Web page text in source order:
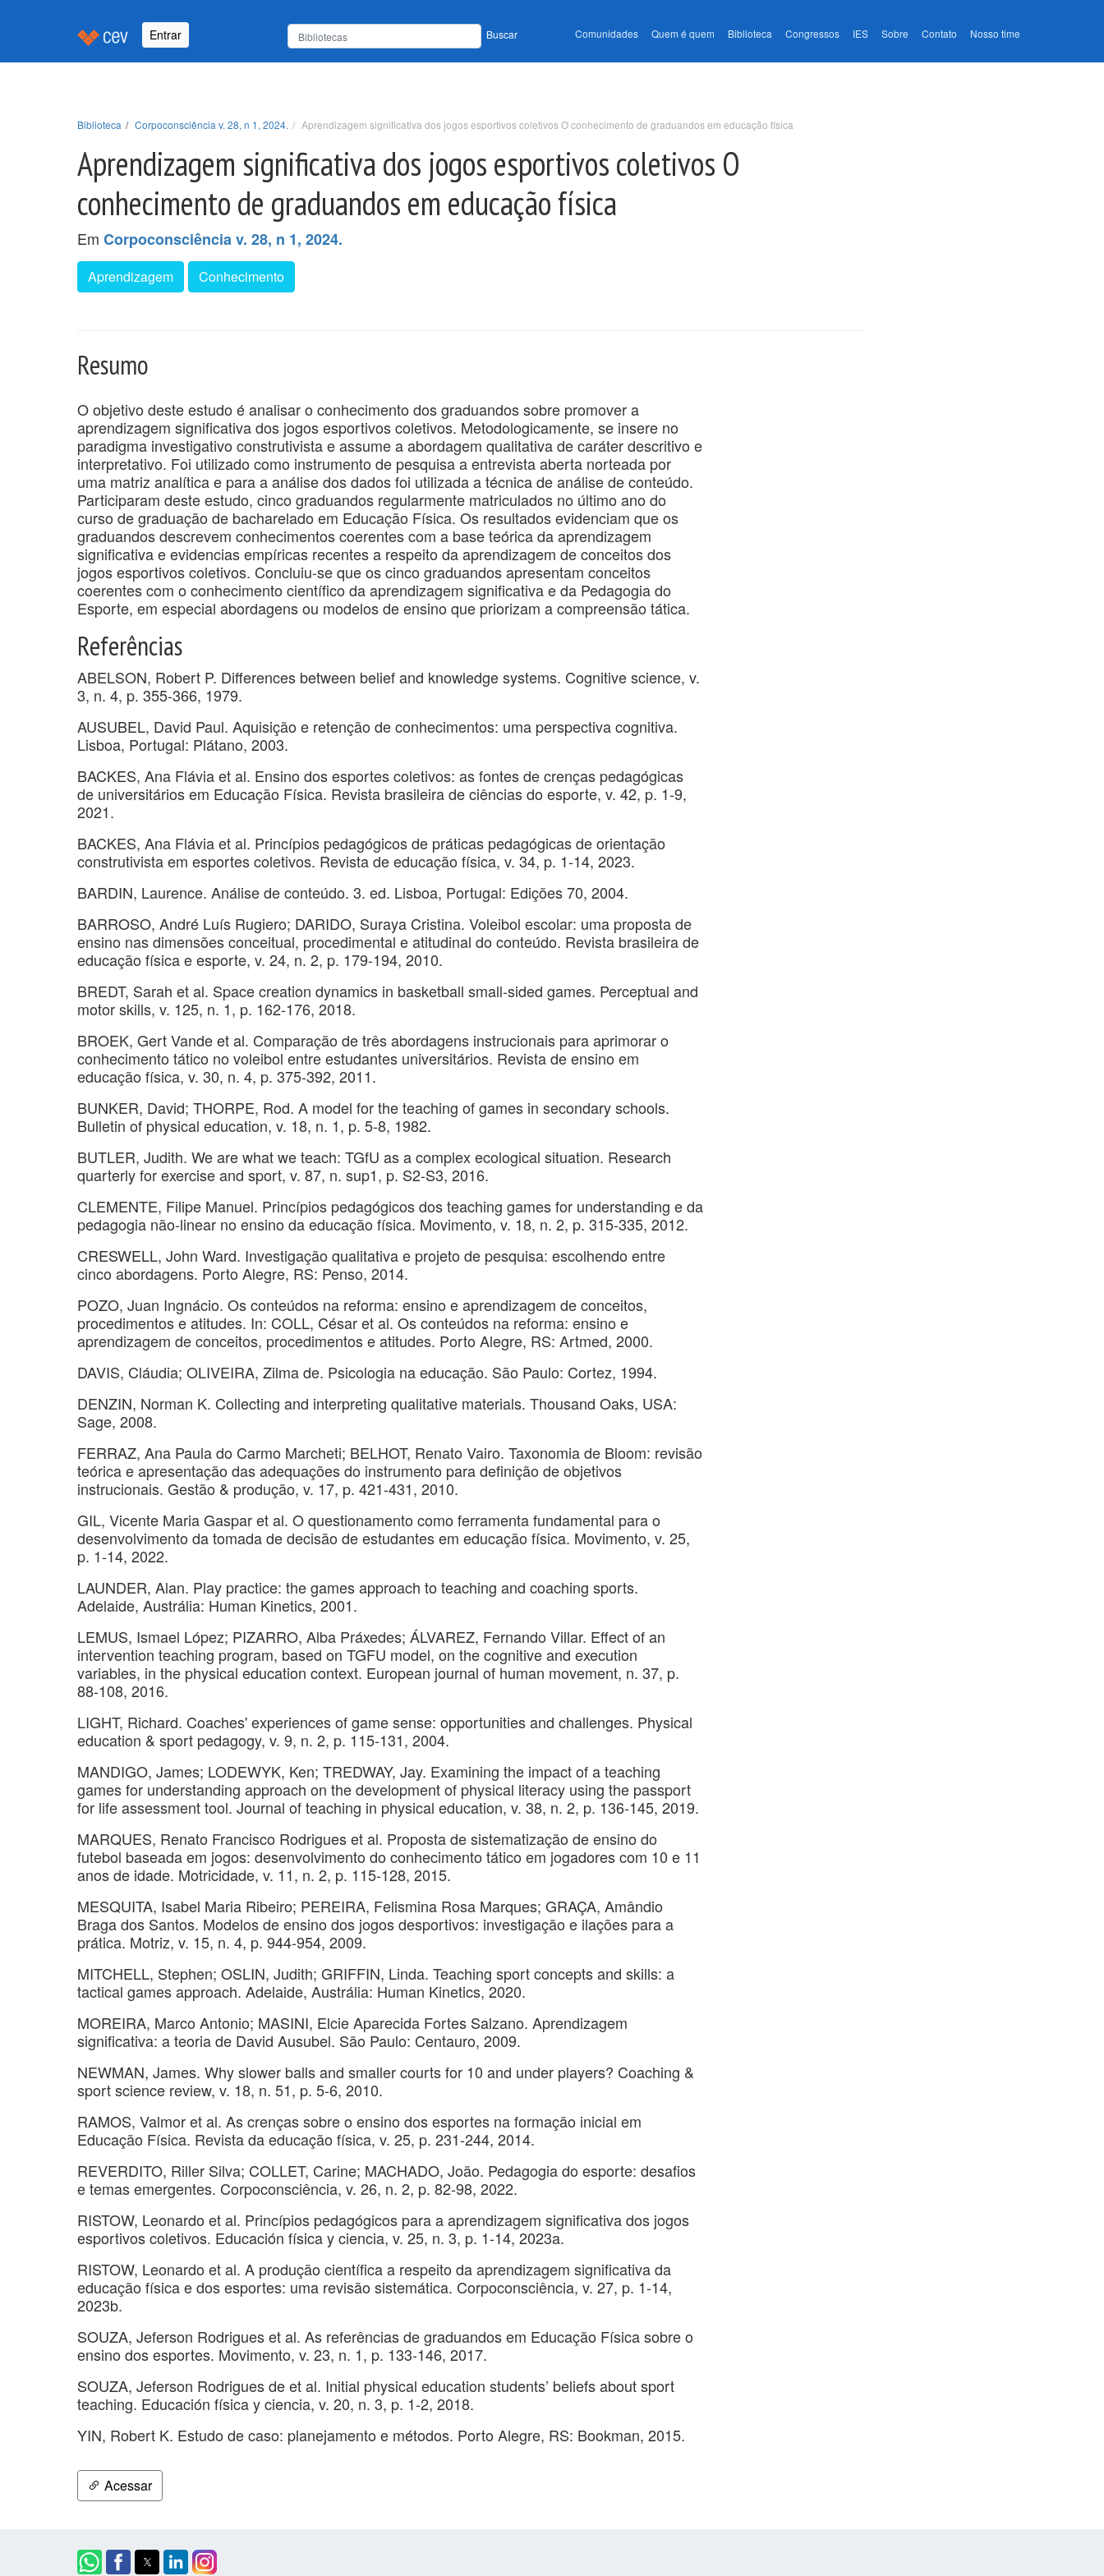
Entrar Buscar Comunidades Quem é quem Biblioteca Congressos IES Sobre Contato Nosso time
Biblioteca Corpoconsciência v. 28, n 1, 2024. Aprendizagem significativa dos jogos esportivos coletivos O conhecimento de graduandos em educação física
Aprendizagem significativa dos jogos esportivos coletivos O
conhecimento de graduandos em educação física
Em Corpoconsciência v. 28, n 1, 2024.
Aprendizagem Conhecimento
Resumo
O objetivo deste estudo é analisar o conhecimento dos graduandos sobre promover a
aprendizagem significativa dos jogos esportivos coletivos. Metodologicamente, se insere no
paradigma investigativo construtivista e assume a abordagem qualitativa de caráter descritivo e
interpretativo. Foi utilizado como instrumento de pesquisa a entrevista aberta norteada por
uma matriz analítica e para a análise dos dados foi utilizada a técnica de análise de conteúdo.
Participaram deste estudo, cinco graduandos regularmente matriculados no último ano do
curso de graduação de bacharelado em Educação Física. Os resultados evidenciam que os
graduandos descrevem conhecimentos coerentes com a base teórica da aprendizagem
significativa e evidencias empíricas recentes a respeito da aprendizagem de conceitos dos
jogos esportivos coletivos. Concluiu-se que os cinco graduandos apresentam conceitos
coerentes com o conhecimento científico da aprendizagem significativa e da Pedagogia do
Esporte, em especial abordagens ou modelos de ensino que priorizam a compreensão tática.
Referências
ABELSON, Robert P. Differences between belief and knowledge systems. Cognitive science, v.
3, n. 4, p. 355-366, 1979.
AUSUBEL, David Paul. Aquisição e retenção de conhecimentos: uma perspectiva cognitiva.
Lisboa, Portugal: Plátano, 2003.
BACKES, Ana Flávia et al. Ensino dos esportes coletivos: as fontes de crenças pedagógicas
de universitários em Educação Física. Revista brasileira de ciências do esporte, v. 42, p. 1-9,
2021.
BACKES, Ana Flávia et al. Princípios pedagógicos de práticas pedagógicas de orientação
construtivista em esportes coletivos. Revista de educação física, v. 34, p. 1-14, 2023.
BARDIN, Laurence. Análise de conteúdo. 3. ed. Lisboa, Portugal: Edições 70, 2004.
BARROSO, André Luís Rugiero; DARIDO, Suraya Cristina. Voleibol escolar: uma proposta de
ensino nas dimensões conceitual, procedimental e atitudinal do conteúdo. Revista brasileira de
educação física e esporte, v. 24, n. 2, p. 179-194, 2010.
BREDT, Sarah et al. Space creation dynamics in basketball small-sided games. Perceptual and
motor skills, v. 125, n. 1, p. 162-176, 2018.
BROEK, Gert Vande et al. Comparação de três abordagens instrucionais para aprimorar o
conhecimento tático no voleibol entre estudantes universitários. Revista de ensino em
educação física, v. 30, n. 4, p. 375-392, 2011.
BUNKER, David; THORPE, Rod. A model for the teaching of games in secondary schools.
Bulletin of physical education, v. 18, n. 1, p. 5-8, 1982.
BUTLER, Judith. We are what we teach: TGfU as a complex ecological situation. Research
quarterly for exercise and sport, v. 87, n. sup1, p. S2-S3, 2016.
CLEMENTE, Filipe Manuel. Princípios pedagógicos dos teaching games for understanding e da
pedagogia não-linear no ensino da educação física. Movimento, v. 18, n. 2, p. 315-335, 2012.
CRESWELL, John Ward. Investigação qualitativa e projeto de pesquisa: escolhendo entre
cinco abordagens. Porto Alegre, RS: Penso, 2014.
POZO, Juan Ingnácio. Os conteúdos na reforma: ensino e aprendizagem de conceitos,
procedimentos e atitudes. In: COLL, César et al. Os conteúdos na reforma: ensino e
aprendizagem de conceitos, procedimentos e atitudes. Porto Alegre, RS: Artmed, 2000.
DAVIS, Cláudia; OLIVEIRA, Zilma de. Psicologia na educação. São Paulo: Cortez, 1994.
DENZIN, Norman K. Collecting and interpreting qualitative materials. Thousand Oaks, USA:
Sage, 2008.
FERRAZ, Ana Paula do Carmo Marcheti; BELHOT, Renato Vairo. Taxonomia de Bloom: revisão
teórica e apresentação das adequações do instrumento para definição de objetivos
instrucionais. Gestão & produção, v. 17, p. 421-431, 2010.
GIL, Vicente Maria Gaspar et al. O questionamento como ferramenta fundamental para o
desenvolvimento da tomada de decisão de estudantes em educação física. Movimento, v. 25,
p. 1-14, 2022.
LAUNDER, Alan. Play practice: the games approach to teaching and coaching sports.
Adelaide, Austrália: Human Kinetics, 2001.
LEMUS, Ismael López; PIZARRO, Alba Práxedes; ÁLVAREZ, Fernando Villar. Effect of an
intervention teaching program, based on TGFU model, on the cognitive and execution
variables, in the physical education context. European journal of human movement, n. 37, p.
88-108, 2016.
LIGHT, Richard. Coaches' experiences of game sense: opportunities and challenges. Physical
education & sport pedagogy, v. 9, n. 2, p. 115-131, 2004.
MANDIGO, James; LODEWYK, Ken; TREDWAY, Jay. Examining the impact of a teaching
games for understanding approach on the development of physical literacy using the passport
for life assessment tool. Journal of teaching in physical education, v. 38, n. 2, p. 136-145, 2019.
MARQUES, Renato Francisco Rodrigues et al. Proposta de sistematização de ensino do
futebol baseada em jogos: desenvolvimento do conhecimento tático em jogadores com 10 e 11
anos de idade. Motricidade, v. 11, n. 2, p. 115-128, 2015.
MESQUITA, Isabel Maria Ribeiro; PEREIRA, Felismina Rosa Marques; GRAÇA, Amândio
Braga dos Santos. Modelos de ensino dos jogos desportivos: investigação e ilações para a
prática. Motriz, v. 15, n. 4, p. 944-954, 2009.
MITCHELL, Stephen; OSLIN, Judith; GRIFFIN, Linda. Teaching sport concepts and skills: a
tactical games approach. Adelaide, Austrália: Human Kinetics, 2020.
MOREIRA, Marco Antonio; MASINI, Elcie Aparecida Fortes Salzano. Aprendizagem
significativa: a teoria de David Ausubel. São Paulo: Centauro, 2009.
NEWMAN, James. Why slower balls and smaller courts for 10 and under players? Coaching &
sport science review, v. 18, n. 51, p. 5-6, 2010.
RAMOS, Valmor et al. As crenças sobre o ensino dos esportes na formação inicial em
Educação Física. Revista da educação física, v. 25, p. 231-244, 2014.
REVERDITO, Riller Silva; COLLET, Carine; MACHADO, João. Pedagogia do esporte: desafios
e temas emergentes. Corpoconsciência, v. 26, n. 2, p. 82-98, 2022.
RISTOW, Leonardo et al. Princípios pedagógicos para a aprendizagem significativa dos jogos
esportivos coletivos. Educación física y ciencia, v. 25, n. 3, p. 1-14, 2023a.
RISTOW, Leonardo et al. A produção científica a respeito da aprendizagem significativa da
educação física e dos esportes: uma revisão sistemática. Corpoconsciência, v. 27, p. 1-14,
2023b.
SOUZA, Jeferson Rodrigues et al. As referências de graduandos em Educação Física sobre o
ensino dos esportes. Movimento, v. 23, n. 1, p. 133-146, 2017.
SOUZA, Jeferson Rodrigues de et al. Initial physical education students’ beliefs about sport
teaching. Educación física y ciencia, v. 20, n. 3, p. 1-2, 2018.
YIN, Robert K. Estudo de caso: planejamento e métodos. Porto Alegre, RS: Bookman, 2015.
Acessar